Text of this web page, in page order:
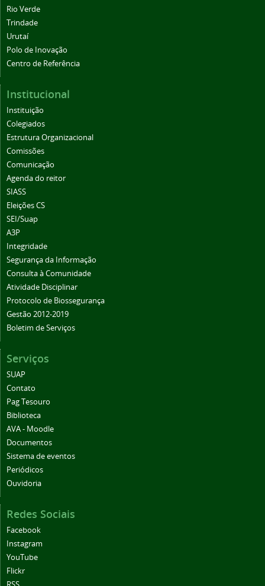
Rio Verde
Trindade
Urutaí
Polo de Inovação
Centro de Referência
Institucional
Instituição
Colegiados
Estrutura Organizacional
Comissões
Comunicação
Agenda do reitor
SIASS
Eleições CS
SEI/Suap
A3P
Integridade
Segurança da Informação
Consulta à Comunidade
Atividade Disciplinar
Protocolo de Biossegurança
Gestão 2012-2019
Boletim de Serviços
Serviços
SUAP
Contato
Pag Tesouro
Biblioteca
AVA - Moodle
Documentos
Sistema de eventos
Periódicos
Ouvidoria
Redes Sociais
Facebook
Instagram
YouTube
Flickr